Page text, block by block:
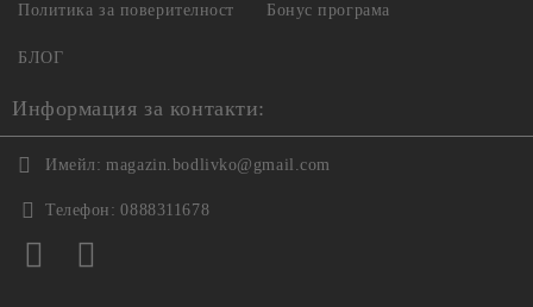
Политика за поверителност Бонус програма
БЛОГ
Информация за контакти:
Имейл: magazin.bodlivko@gmail.com
Телефон: 0888311678